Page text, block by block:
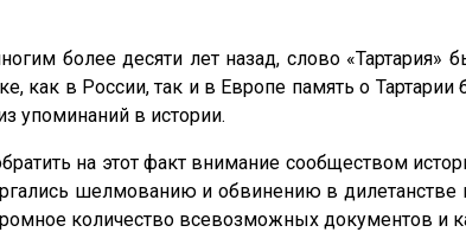
более десяти лет назад, слово
как в России, так и в Европе память о
упоминаний в истории.
на этот факт внимание сообществом
шелмованию и обвинению в дилетанстве
количество всевозможных документов и